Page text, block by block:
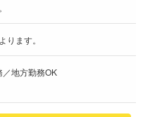
ます。
地方勤務OK